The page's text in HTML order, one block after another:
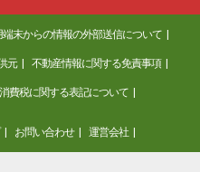
末からの情報の外部送信について
元 不動産情報に関する免責事項
消費税に関する表記について
お問い合わせ 運営会社